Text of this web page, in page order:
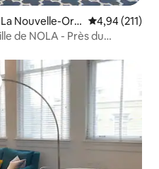
Nouvelle-Orlé Évaluation
4,94 (211)
de NOLA - Près du
appréciés